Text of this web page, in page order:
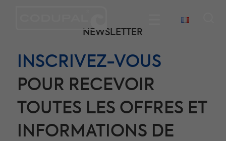
NEWSLETTER
INSCRIVEZ-VOUS
POUR RECEVOIR
TOUTES LES OFFRES ET
INFORMATIONS DE